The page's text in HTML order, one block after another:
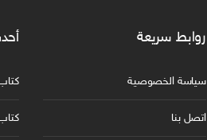
روابط سريعة
سياسة الخصوصية
اتصل بنا